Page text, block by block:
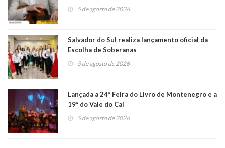
5 de agosto de 2026
Salvador do Sul realiza lançamento oficial da
Escolha de Soberanas
5 de agosto de 2026
Lançada a 24ª Feira do Livro de Montenegro e a
19ª do Vale do Caí
5 de agosto de 2026